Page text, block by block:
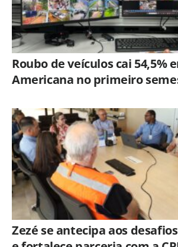
Roubo de veículos cai 54,5%
Americana no primeiro
Zezé se antecipa aos